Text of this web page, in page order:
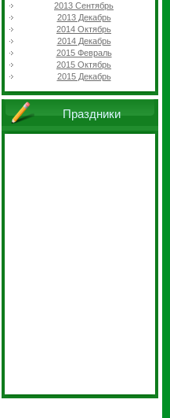
2013 Сентябрь
2013 Декабрь
2014 Октябрь
2014 Декабрь
2015 Февраль
2015 Октябрь
2015 Декабрь
Праздники